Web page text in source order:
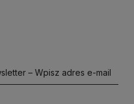
– Wpisz adres e-mail